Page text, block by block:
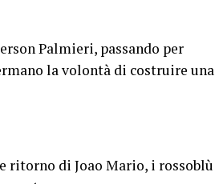
Palmieri, passando per
la volontà di costruire una
ritorno di Joao Mario, i rossoblù